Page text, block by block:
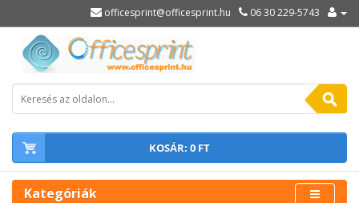
officesprint@officesprint.hu 06 30 229-5743
KOSÁR: 0 FT
Kategóriák